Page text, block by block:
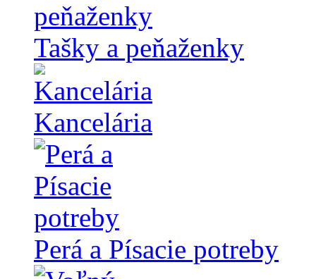
Tašky a peňaženky
Kancelária
Perá a Písacie potreby